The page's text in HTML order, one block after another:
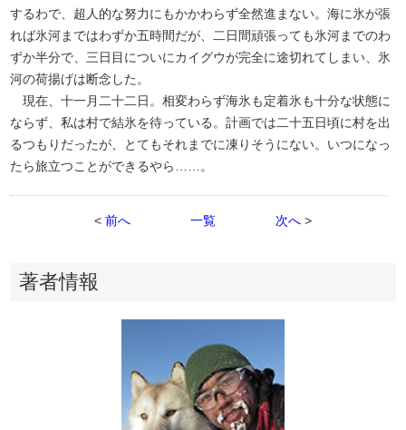
するわで、超人的な努力にもかかわらず全然進まない。海に氷が張
れば氷河まではわずか五時間だが、二日間頑張っても氷河までのわ
ずか半分で、三日目についにカイグウが完全に途切れてしまい、氷
河の荷揚げは断念した。
現在、十一月二十二日。相変わらず海氷も定着氷も十分な状態に
ならず、私は村で結氷を待っている。計画では二十五日頃に村を出
るつもりだったが、とてもそれまでに凍りそうにない。いつになっ
たら旅立つことができるやら……。
< 前へ 一覧 次へ >
著者情報